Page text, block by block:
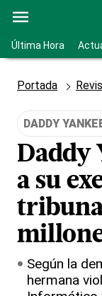
Última Hora
Portada
DADDY
Daddy
a su
Según la
hermana